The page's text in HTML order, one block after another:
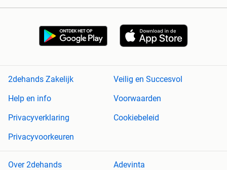
2dehands Zakelijk
Veilig en Succesvol
Help en info
Voorwaarden
Privacyverklaring
Cookiebeleid
Privacyvoorkeuren
Over 2dehands Adevinta